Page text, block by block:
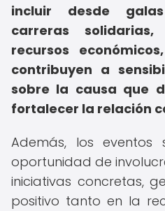
incluir desde
carreras
recursos
contribuyen a
sobre la causa que
fortalecer la relación
Además, los eventos
oportunidad de
iniciativas concretas,
positivo tanto en la